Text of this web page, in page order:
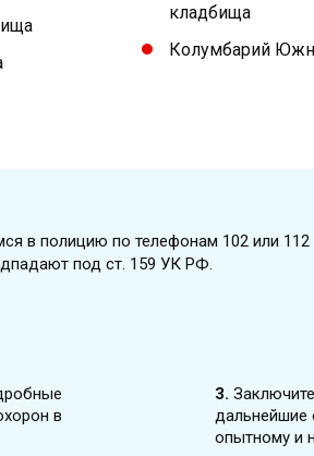
кладбища
Колумбарий
в полицию по телефонам 102 или
под ст. 159 УК РФ.
в
3.
дальнейшие
опытному и